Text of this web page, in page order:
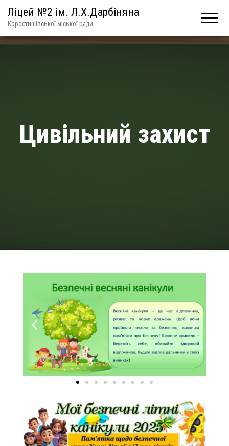
Ліцей №2 ім. Л.Х.Дарбіняна
Коростишівської міської ради
Цивільний захист